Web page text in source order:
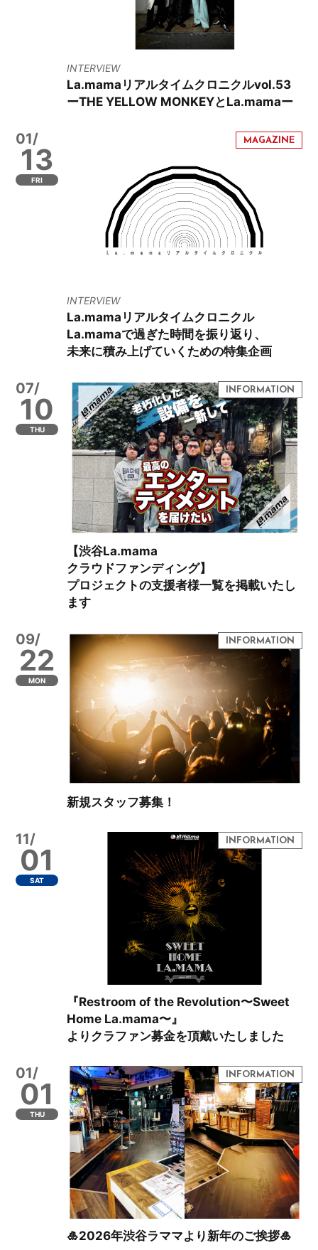
INTERVIEW
La.mamaリアルタイムクロニクルvol.53
ーTHE YELLOW MONKEYとLa.mamaー
01/
13
FRI
INTERVIEW
La.mamaリアルタイムクロニクル
La.mamaで過ぎた時間を振り返り、
未来に積み上げていくための特集企画
07/
10
THU
【渋谷La.mama
クラウドファンディング】
プロジェクトの支援者様一覧を掲載いたし
ます
09/
22
MON
新規スタッフ募集！
11/
01
SAT
『Restroom of the Revolution〜Sweet
Home La.mama〜』
よりクラファン募金を頂戴いたしました
01/
01
THU
🎍2026年渋谷ラママより新年のご挨拶🎍